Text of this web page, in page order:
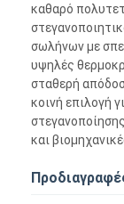
καθαρό
σωλήνων με
υψηλές
σταθερή
κοινή επιλογή
και